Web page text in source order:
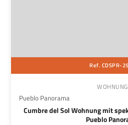
Ref. CDSPR-
WOHNUNG
Pueblo Panorama
Cumbre del Sol Wohnung mit
Pueblo